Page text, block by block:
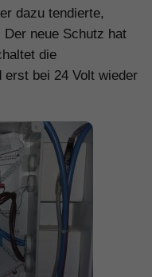
dazu tendierte,
neue Schutz hat
die
erst bei 24 Volt wieder